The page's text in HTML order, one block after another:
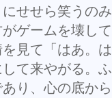
せせら笑うの
ゲームを壊し
見て「はあ。
て来やがる。ふ
り、心の底か